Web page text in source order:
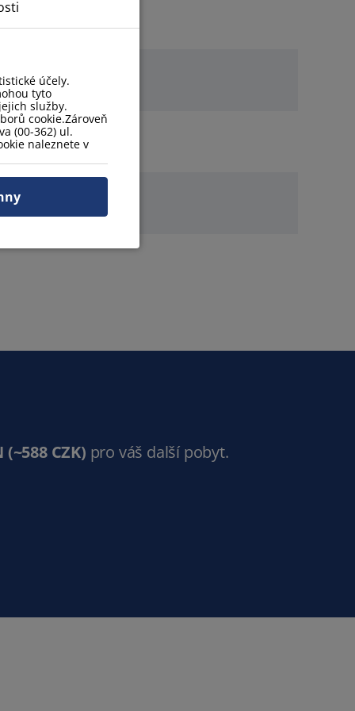
(~588 CZK) pro váš další pobyt.
účely.
tyto
služby.
cookie.Zároveň
(00-362) ul.
naleznete v